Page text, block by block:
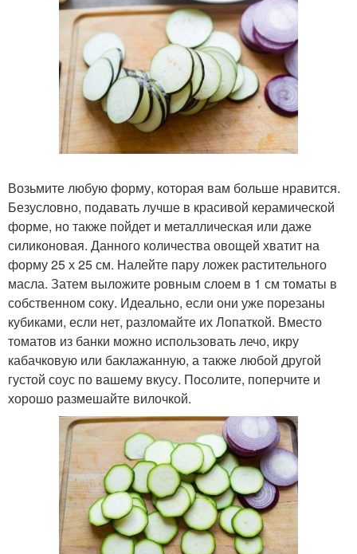
Возьмите любую форму, которая вам больше нравится.
Безусловно, подавать лучше в красивой керамической
форме, но также пойдет и металлическая или даже
силиконовая. Данного количества овощей хватит на
форму 25 х 25 см. Налейте пару ложек растительного
масла. Затем выложите ровным слоем в 1 см томаты в
собственном соку. Идеально, если они уже порезаны
кубиками, если нет, разломайте их Лопаткой. Вместо
томатов из банки можно использовать лечо, икру
кабачковую или баклажанную, а также любой другой
густой соус по вашему вкусу. Посолите, поперчите и
хорошо размешайте вилочкой.